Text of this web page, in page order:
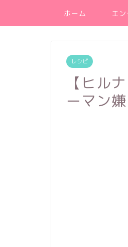
ホーム エ
レシピ
【ヒル
ーマン